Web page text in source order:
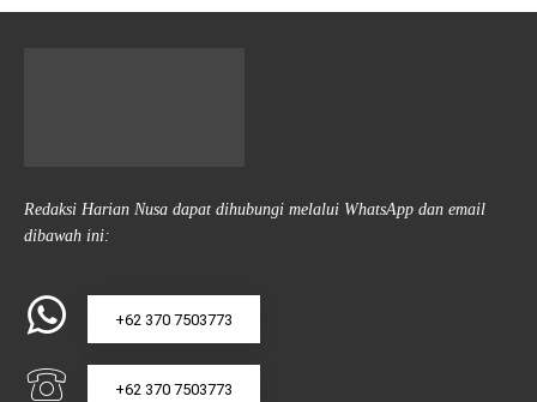
Redaksi Harian Nusa dapat dihubungi melalui WhatsApp dan email
dibawah ini:
+62 370 7503773
+62 370 7503773